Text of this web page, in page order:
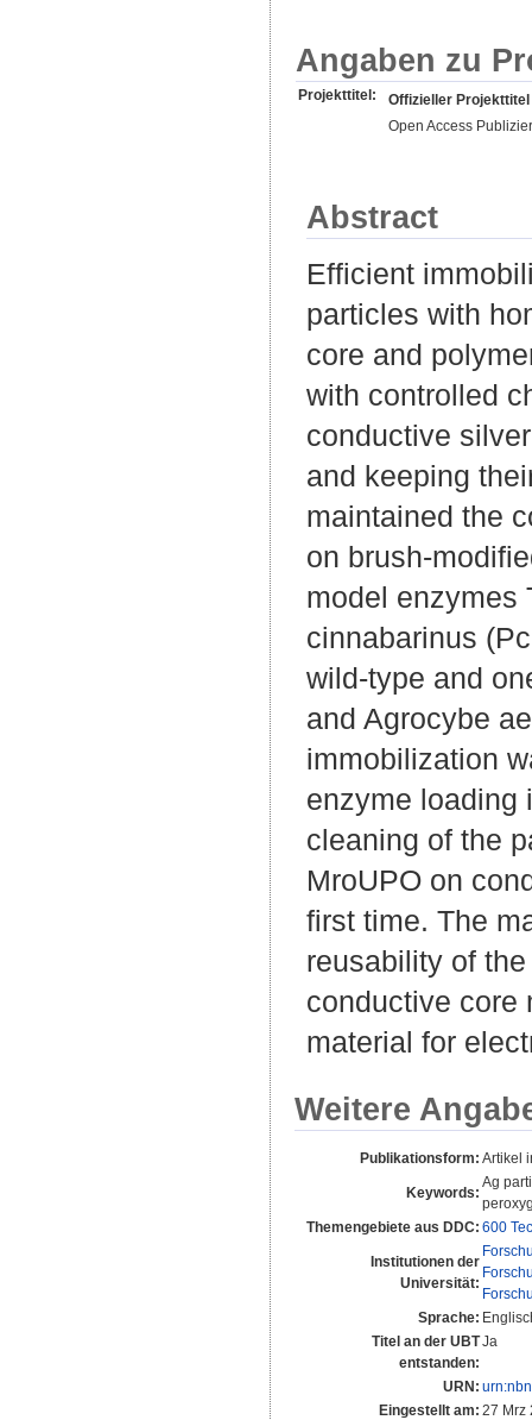
Angaben zu
Projekttitel:
Offizieller Projekttitel
Open Access
Abstract
Efficient
particles with
core and
with controlled
conductive
and keeping
maintained the
on brush-
model enzymes
cinnabarinus
wild-type and
and Agrocybe
immobilization
enzyme loading
cleaning of the
MroUPO on
first time. The
reusability of
conductive core
material for
Weitere
Publikationsform: Artikel
Keywords:
Ag
Themengebiete aus DDC: 600
Institutionen der
Universität:
Sprache:
Titel an der UBT
entstanden:
Ja
URN:
Eingestellt am: 27 Mrz